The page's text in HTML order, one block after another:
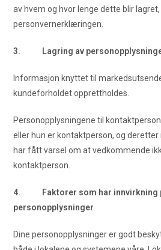
av hvem og hvor lenge dette blir
personvernerklæringen.
3. Lagring av
Informasjon knyttet til
kundeforholdet opprettholdes.
Personopplysningene til
eller hun er kontaktperson, og
har fått varsel om at vedkommende
kontaktperson.
4. Faktorer som har innvirkning
personopplysninger
Dine personopplysninger er godt